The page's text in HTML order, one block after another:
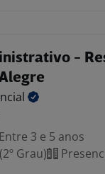
-
Entre 3 e 5 anos
Grau)